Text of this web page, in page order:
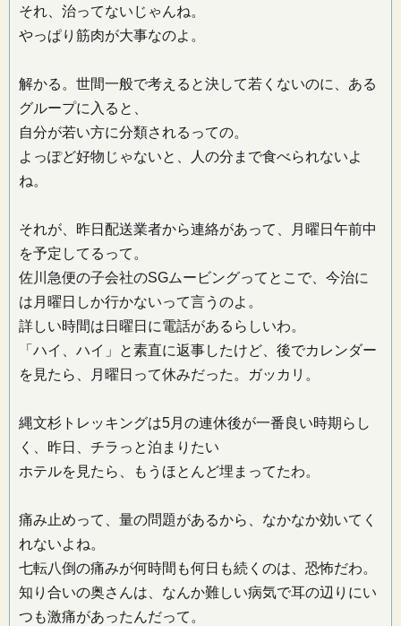
それ、治ってないじゃんね。
やっぱり筋肉が大事なのよ。
解かる。世間一般で考えると決して若くないのに、ある
グループに入ると、
自分が若い方に分類されるっての。
よっぽど好物じゃないと、人の分まで食べられないよ
ね。
それが、昨日配送業者から連絡があって、月曜日午前中
を予定してるって。
佐川急便の子会社のSGムービングってとこで、今治に
は月曜日しか行かないって言うのよ。
詳しい時間は日曜日に電話があるらしいわ。
「ハイ、ハイ」と素直に返事したけど、後でカレンダー
を見たら、月曜日って休みだった。ガッカリ。
縄文杉トレッキングは5月の連休後が一番良い時期らし
く、昨日、チラっと泊まりたい
ホテルを見たら、もうほとんど埋まってたわ。
痛み止めって、量の問題があるから、なかなか効いてく
れないよね。
七転八倒の痛みが何時間も何日も続くのは、恐怖だわ。
知り合いの奥さんは、なんか難しい病気で耳の辺りにい
つも激痛があったんだって。